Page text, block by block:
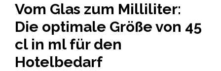
Vom Glas zum Milliliter:
Die optimale Größe von 45
cl in ml für den
Hotelbedarf